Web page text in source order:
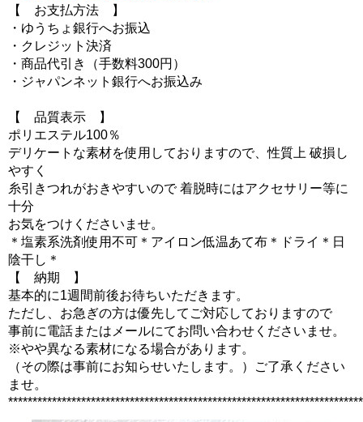
【 お支払方法 】
・ゆうちょ銀行へお振込
・クレジット決済
・商品代引き（手数料300円）
・ジャパンネット銀行へお振込み
【 品質表示 】
ポリエステル100％
デリケートな素材を使用しておりますので、性質上 破損し
やすく
糸引きつれがおきやすいので 着脱時にはアクセサリー等に
十分
お気をつけくださいませ。
＊塩素系洗剤使用不可＊アイロン低温あて布＊ドライ＊日
陰干し＊
【 納期 】
基本的に1週間前後お待ちいただきます。
ただし、お急ぎの方は優先してご対応しておりますので
事前に電話またはメールにてお問い合わせくださいませ。
※やや異なる素材になる場合があります。
（その際は事前にお知らせいたします。）ご了承ください
ませ。